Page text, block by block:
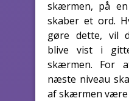
skærmen, på
skaber et ord.
gøre dette, vil
blive vist i
skærmen. For
næste niveau
af skærmen være